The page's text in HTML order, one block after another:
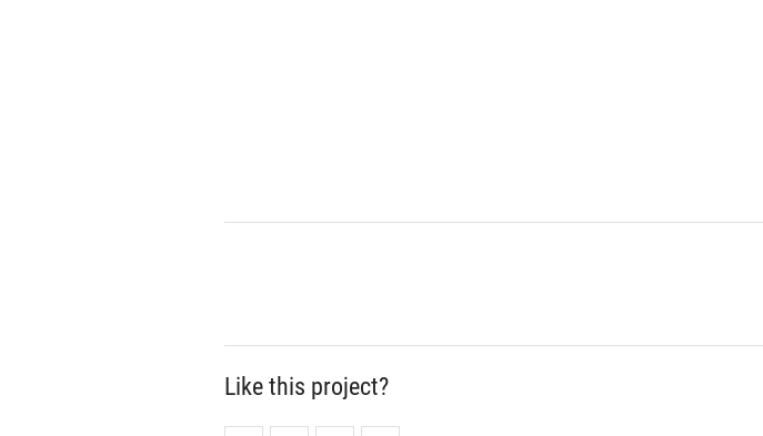
Like this project?